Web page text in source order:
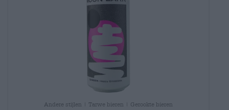
Andere stijlen | Tarwe bieren | Gerookte bieren